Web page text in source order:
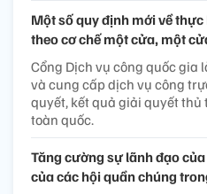
Một số quy định mới về
theo cơ chế một cửa, một
Cổng Dịch vụ công quốc gia
và cung cấp dịch vụ công
quyết, kết quả giải quyết
toàn quốc.
Tăng cường sự lãnh đạo
của các hội quần chúng